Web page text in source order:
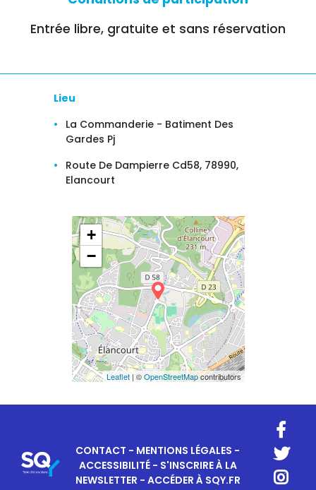
Entrée libre, gratuite et sans réservation
Lieu
La Commanderie - Batiment Des
Gardes Pj
Route De Dampierre Cd58, 78990,
Elancourt
+
−
Leaflet| ©OpenStreetMapcontributors
CONTACT - MENTIONS LÉGALES -
ACCESSIBILITÉ- S'INSCRIRE À LA
NEWSLETTER - ACCÉDER À SQY.FR